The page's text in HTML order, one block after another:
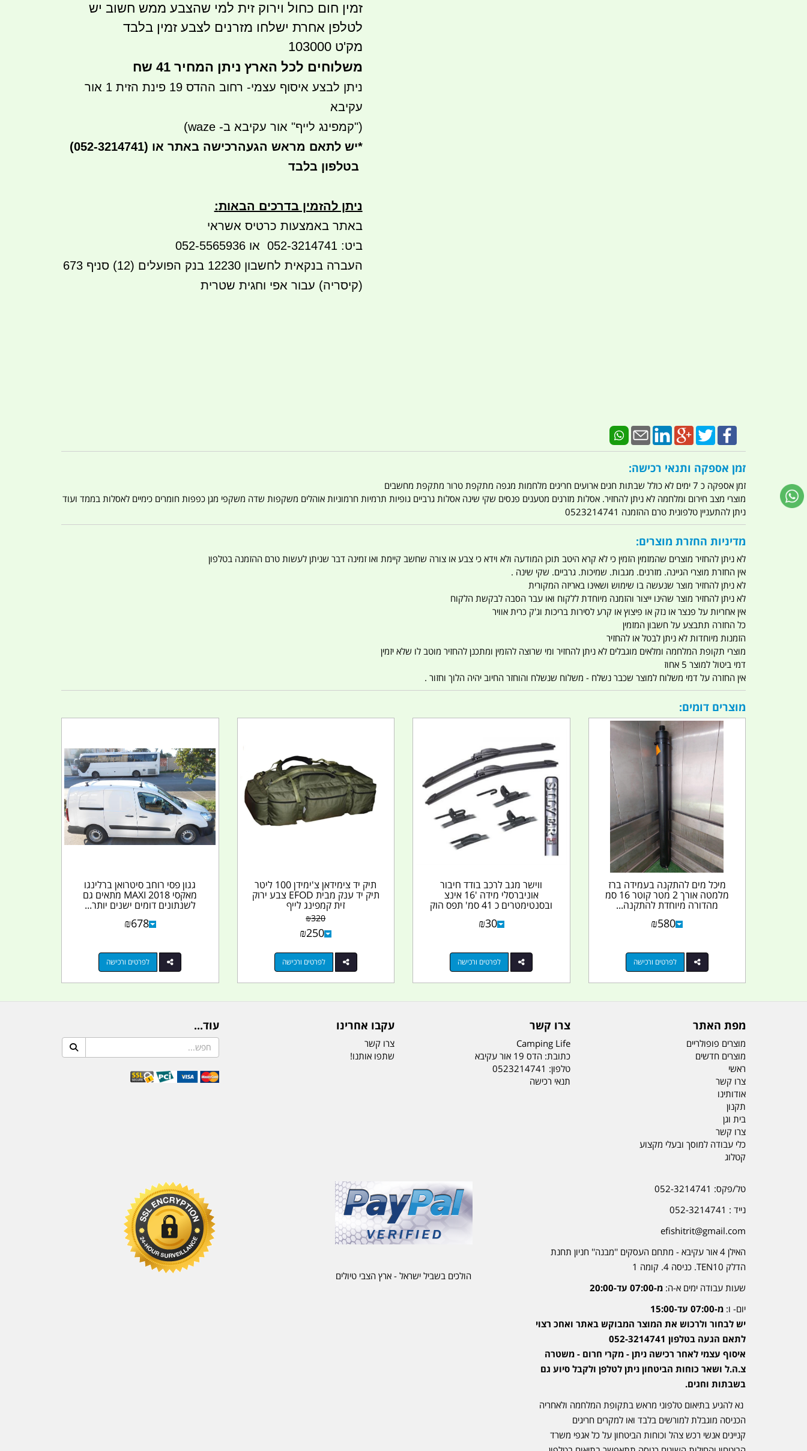
זמין חום כחול וירוק זית למי שהצבע ממש חשוב יש
לטלפן אחרת ישלחו מזרנים לצבע זמין בלבד
מק'ט 103000
משלוחים לכל הארץ ניתן המחיר 41 שח
ניתן לבצע איסוף עצמי- רחוב ההדס 19 פינת הזית 1 אור
עקיבא
("קמפינג לייף" אור עקיבא ב- waze)
*יש לתאם מראש הגעה
(052-3214741) רכישה באתר או
בטלפון בלבד
ניתן להזמין בדרכים הבאות:
באתר באמצעות כרטיס אשראי
ביט: 052-3214741 או 052-5565936
העברה בנקאית לחשבון 12230 בנק הפועלים (12) סניף 673
(קיסריה) עבור אפי וחגית שטרית
זמן אספקה ותנאי רכישה:
זמן אספקה כ 7 ימים לא כולל שבתות חגים ארועים חריגים מלחמות מגפה מתקפת טרור מתקפת מחשבים
מוצרי מצב חירום ומלחמה לא ניתן להחזיר. אסלות מזרנים מטענים פנסים שקי שינה אסלות גרביים גופיות תרמיות חרמוניות אוהלים משקפות שדה משקפי מגן כפפות חומרים כימיים לאסלות בממד ועוד
ניתן להתעניין טלפונית טרם ההזמנה 0523214741
מדיניות החזרת מוצרים:
לא ניתן להחזיר מוצרים שהמזמין הזמין כי לא קרא היטב תוכן המודעה ולא וידא כי צבע או צורה שחשב קיימת ואו זמינה דבר שניתן לעשות טרם ההזמנה בטלפון
אין החזרת מוצרי הגיינה. מזרנים. מגבות. שמיכות. גרביים. שקי שינה .
לא ניתן להחזיר מוצר שנעשה בו שימוש ושאינו באריזה המקורית
לא ניתן להחזיר מוצר שהינו ייצור והזמנה מיוחדת ללקוח ואו עבר הסבה לבקשת הלקוח
אין אחריות על פנצר או נזק או פיצוץ או קרע לסירות בריכות וג'ק כרית אוויר
כל החזרה תתבצע על חשבון המזמין
הזמנות מיוחדות לא ניתן לבטל או להחזיר
מוצרי תקופת המלחמה ומלאים מוגבלים לא ניתן להחזיר ומי שרוצה להזמין ומתכנן להחזיר מוטב לו שלא יזמין
דמי ביטול למוצר 5 אחוז
אין החזרה על דמי משלוח למוצר שכבר נשלח - משלוח שנשלח והוחזר החיוב יהיה הלוך וחזור .
מוצרים דומים:
מיכל מים להתקנה בעמידה ברז
מלמטה אורך 2 מטר קוטר 16 סמ
מהדורה מיוחדת להתקנה...
₪580
לפרטים ורכישה
ווישר מגב לרכב בודד חיבור
אוניברסלי מידה '16 אינצ
ובסנטימטרים כ 41 סמ' תפס הוק
₪30
לפרטים ורכישה
תיק יד צימידאן צ'ימידן 100 ליטר
תיק יד ענק מבית EFOD צבע ירוק
זית קמפינג לייף
₪320
₪250
לפרטים ורכישה
גגון פסי רוחב סיטרואן ברלינגו
מאקסי MAXI 2018 מתאים גם
לשנתונים דומים ישנים יותר...
₪678
לפרטים ורכישה
מפת האתר
מוצרים פופולריים
מוצרים חדשים
ראשי
צרו קשר
אודותינו
תקנון
בית וגן
צרו קשר
כלי עבודה למוסך ובעלי מקצוע
קטלוג
צרו קשר
Camping Life
כתובת: הדס 19 אור עקיבא
טלפון: 0523214741
תנאי רכישה
עקבו אחרינו
צרו קשר
שתפו אותנו!
עוד...
טל/פקס: 052-3214741
נייד : 052-3214741
efishitrit@gmail.com
האילן 4 אור עקיבא - מתחם העסקים ''מבנה'' חניון תחנת
הדלק TEN10. כניסה 4. קומה 1
שעות עבודה ימים א-ה: מ-07:00 עד-20:00
יום- ו: מ-07:00 עד-15:00
יש לבחור ולרכוש את המוצר המבוקש באתר ואחכ רצוי
לתאם הגעה בטלפון 052-3214741
איסוף עצמי לאחר רכישה ניתן - מקרי חרום - משטרה
צ.ה.ל ושאר כוחות הביטחון ניתן לטלפן ולקבל סיוע גם
בשבתות וחגים.
נא להגיע בתיאום טלפוני מראש בתקופת המלחמה ולאחריה
הכניסה מוגבלת למורשים בלבד ואו למקרים חריגים
קניינים אנשי רכש צהל וכוחות הביטחון על כל אגפי משרד
הולכים בשביל ישראל - ארץ הצבי טיולים